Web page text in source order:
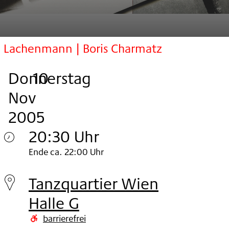
Lachenmann | Boris Charmatz
Donnerstag
, 10
.
Nov
2005
.
20:30 Uhr
Donnerstag
10.
Nov
2005
Ende ca. 22:00 Uhr
Tanzquartier Wien
Halle G
barrierefrei